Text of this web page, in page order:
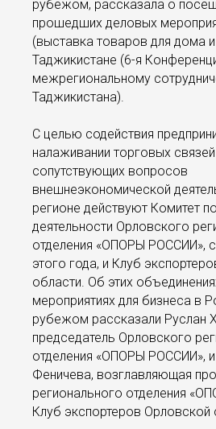
рубежом, рассказала о
прошедших деловых
(выставка товаров для дома и
Таджикистане (6-я
межрегиональному
Таджикистана).
С целью содействия
налаживании торговых
сопутствующих вопросов
внешнеэкономической
регионе действуют Комитет
деятельности Орловского
отделения «ОПОРЫ РОССИИ»,
этого года, и Клуб
области. Об этих
мероприятиях для бизнеса в
рубежом рассказали Руслан
председатель Орловского
отделения «ОПОРЫ РОССИИ», и
Феничева, возглавляющая
регионального отделения
Клуб экспортеров Орловской